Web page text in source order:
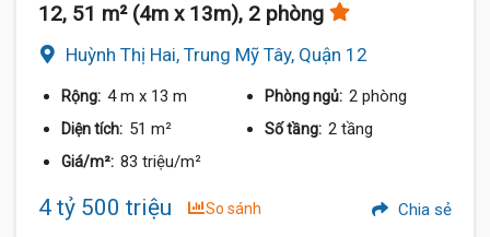
12, 51 m² (4m x 13m), 2 phòng
Huỳnh Thị Hai, Trung Mỹ Tây, Quận 12
Rộng: 4 m x 13 m Phòng ngủ: 2 phòng
Diện tích: 51 m² Số tầng: 2 tầng
Giá/m²: 83 triệu/m²
4 tỷ 500 triệu So sánh Chia sẻ